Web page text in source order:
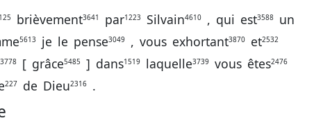
brièvement3641 par1223 Silvain4610 , qui est3588
un
5613 je le pense3049 , vous exhortant3870 et2532
3778 [ grâce5485 ] dans1519 laquelle3739 vous êtes2476
227 de Dieu2316 .